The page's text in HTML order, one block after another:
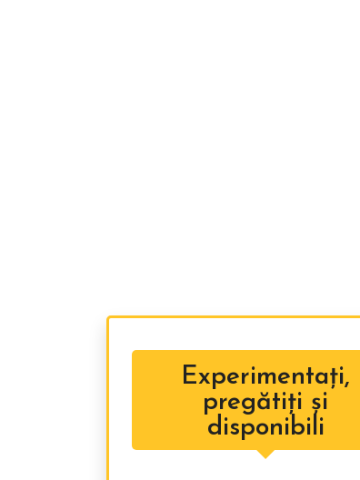
Experimentați,
pregătiți și
disponibili